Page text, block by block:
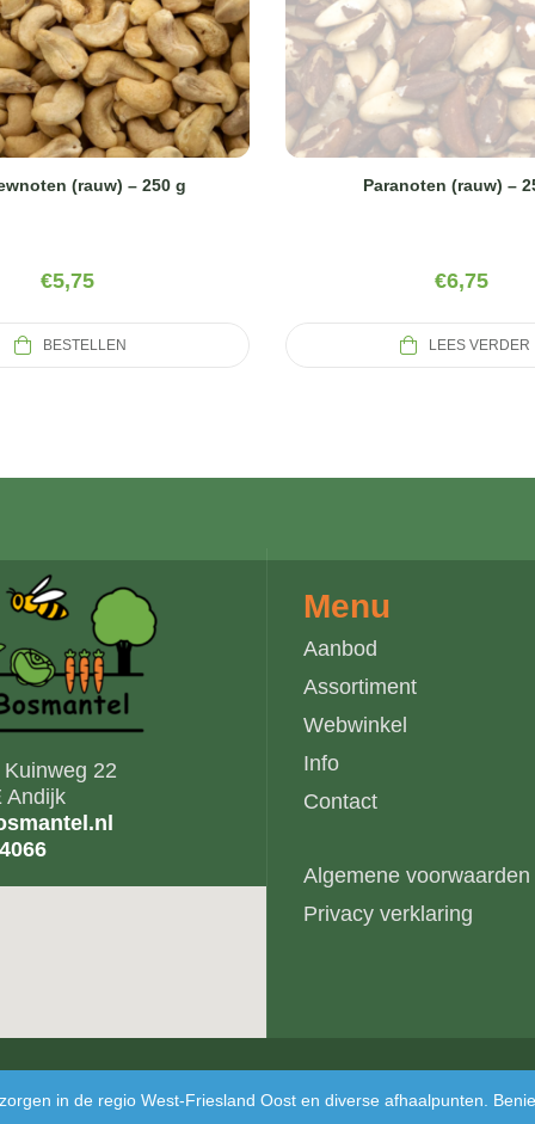
(rauw) – 250 g
€5,75
BESTELLEN
Paranoten (rauw) –
€6,75
LEES VERDER
22
Andijk
Menu
Aanbod
Assortiment
Webwinkel
Info
Contact
Algemene voorwaarden
Privacy verklaring
in de regio West-Friesland Oost en diverse afhaalpunten.